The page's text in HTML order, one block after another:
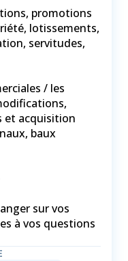
promotions
lotissements,
servitudes,
/ les
et acquisition
baux
sur vos
à vos questions